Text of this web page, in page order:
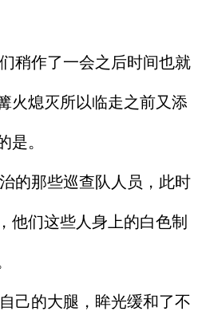
稍作了一会之后时间也就
火熄灭所以临走之前又添
是。
的那些巡查队人员，此时
他们这些人身上的白色制
己的大腿，眸光缓和了不